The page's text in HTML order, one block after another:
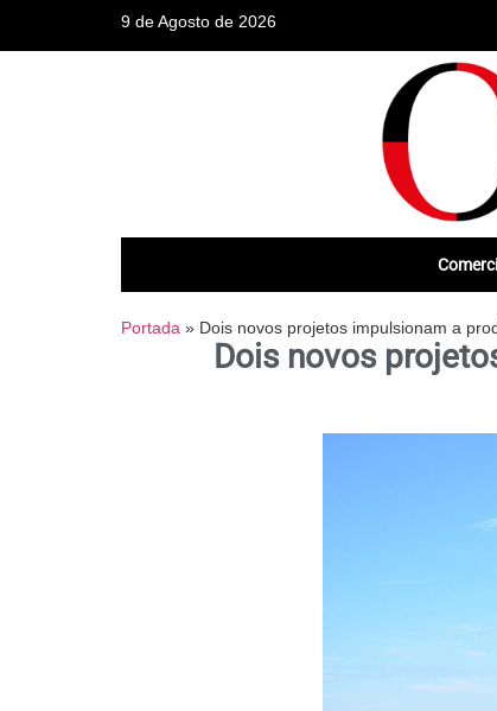
9 de Agosto de 2026
Portada » Dois novos projetos impulsionam a
Dois novos